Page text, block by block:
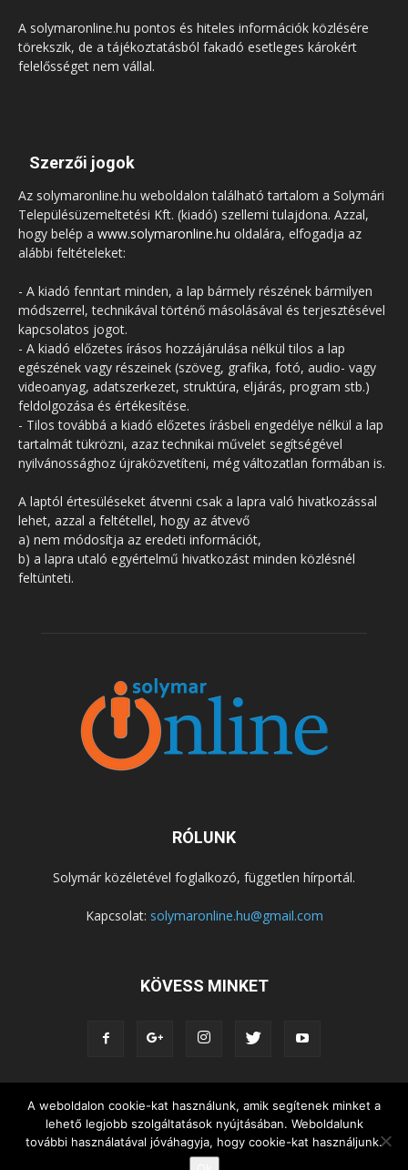
A solymaronline.hu pontos és hiteles információk közlésére
törekszik, de a tájékoztatásból fakadó esetleges károkért
felelősséget nem vállal.
Szerzői jogok
Az solymaronline.hu weboldalon található tartalom a Solymári
Településüzemeltetési Kft. (kiadó) szellemi tulajdona. Azzal,
hogy belép a www.solymaronline.hu oldalára, elfogadja az
alábbi feltételeket:
- A kiadó fenntart minden, a lap bármely részének bármilyen
módszerrel, technikával történő másolásával és terjesztésével
kapcsolatos jogot.
- A kiadó előzetes írásos hozzájárulása nélkül tilos a lap
egészének vagy részeinek (szöveg, grafika, fotó, audio- vagy
videoanyag, adatszerkezet, struktúra, eljárás, program stb.)
feldolgozása és értékesítése.
- Tilos továbbá a kiadó előzetes írásbeli engedélye nélkül a lap
tartalmát tükrözni, azaz technikai művelet segítségével
nyilvánossághoz újraközvetíteni, még változatlan formában is.
A laptól értesüléseket átvenni csak a lapra való hivatkozással
lehet, azzal a feltétellel, hogy az átvevő
a) nem módosítja az eredeti információt,
b) a lapra utaló egyértelmű hivatkozást minden közlésnél
feltünteti.
RÓLUNK
Solymár közéletével foglalkozó, független hírportál.
Kapcsolat: solymaronline.hu@gmail.com
KÖVESS MINKET
KÖZÉLET KÖZÖSSÉGEK
SZABADIDŐ
NEMZETISÉG, HELYTÖRTÉNET
RIPORTOK
KÖZÉRDEKŰ INFORMÁCIÓK
A weboldalon cookie-kat használunk, amik segítenek minket a
lehető legjobb szolgáltatások nyújtásában. Weboldalunk
további használatával jóváhagyja, hogy cookie-kat használjunk.